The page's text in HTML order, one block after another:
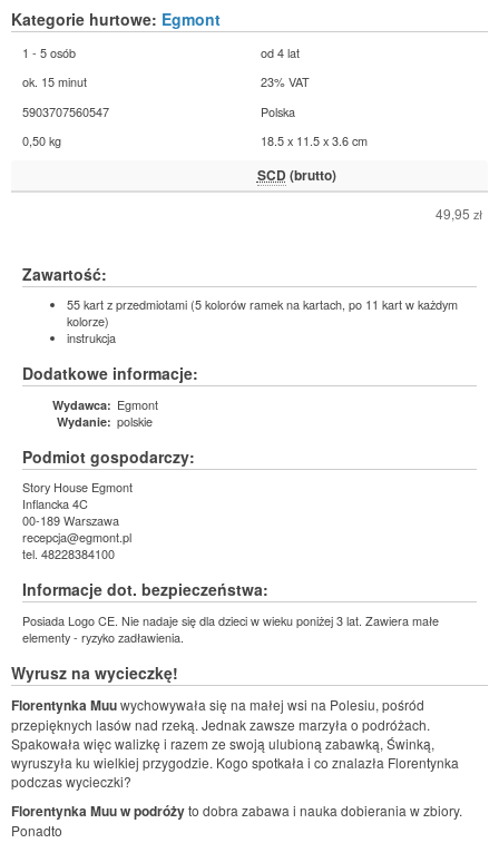
Kategorie hurtowe: Egmont
1 - 5 osób
od 4 lat
ok. 15 minut
23% VAT
5903707560547
Polska
0,50 kg
18.5 x 11.5 x 3.6 cm
SCD (brutto)
49,95 zł
Zawartość:
55 kart z przedmiotami (5 kolorów ramek na kartach, po 11 kart w każdym
kolorze)
instrukcja
Dodatkowe informacje:
Wydawca: Egmont
Wydanie: polskie
Podmiot gospodarczy:
Story House Egmont
Inflancka 4C
00-189 Warszawa
recepcja@egmont.pl
tel. 48228384100
Informacje dot. bezpieczeństwa:
Posiada Logo CE. Nie nadaje się dla dzieci w wieku poniżej 3 lat. Zawiera małe
elementy - ryzyko zadławienia.
Wyrusz na wycieczkę!
Florentynka Muuwychowywała się na małej wsi na Polesiu, pośród
przepięknych lasów nad rzeką. Jednak zawsze marzyła o podróżach.
Spakowała więc walizkę i razem ze swoją ulubioną zabawką, Świnką,
wyruszyła ku wielkiej przygodzie. Kogo spotkała i co znalazła Florentynka
podczas wycieczki?
Florentynka Muu w podróżyto dobra zabawa i nauka dobierania w zbiory.
Ponadto